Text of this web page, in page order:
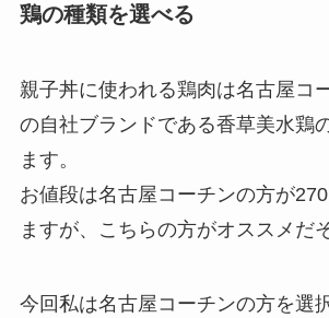
鶏の種類を選べる
親子丼に使われる鶏肉は名古屋コ
の自社ブランドである香草美水鶏
ます。
お値段は名古屋コーチンの方が
ますが、こちらの方がオススメだ
今回私は名古屋コーチンの方を選